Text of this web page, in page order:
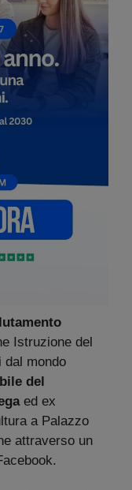
Istruzione del
dal mondo
del
ed ex
a Palazzo
attraverso un